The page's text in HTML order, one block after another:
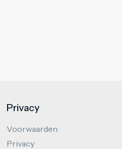
Privacy
Voorwaarden
Privacy